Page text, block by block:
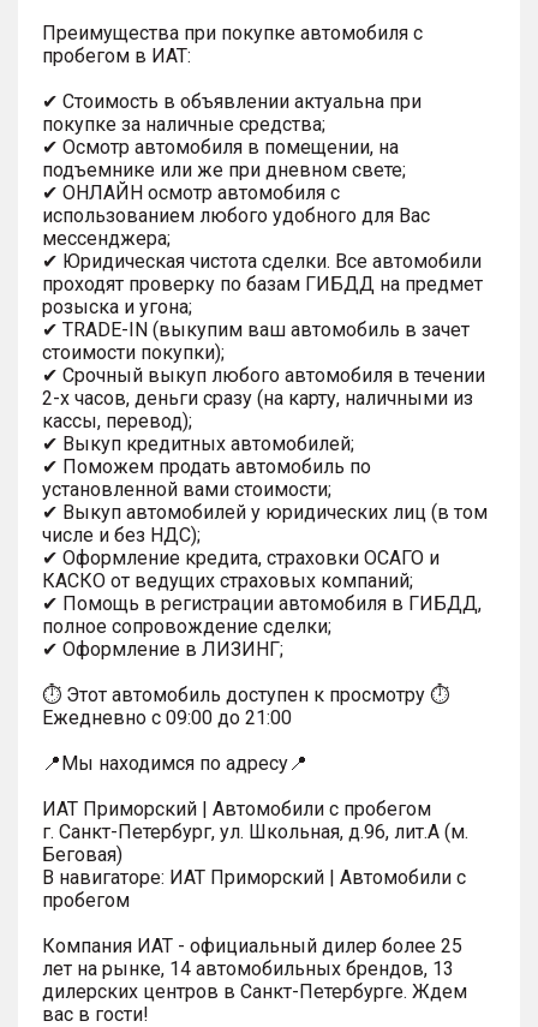
Преимущества при покупке автомобиля с
пробегом в ИАТ:
✔ Стоимость в объявлении актуальна при
покупке за наличные средства;
✔ Осмотр автомобиля в помещении, на
подъемнике или же при дневном свете;
✔ ОНЛАЙН осмотр автомобиля с
использованием любого удобного для Вас
мессенджера;
✔ Юридическая чистота сделки. Все автомобили
проходят проверку по базам ГИБДД на предмет
розыска и угона;
✔ TRADE-IN (выкупим ваш автомобиль в зачет
стоимости покупки);
✔ Срочный выкуп любого автомобиля в течении
2-х часов, деньги сразу (на карту, наличными из
кассы, перевод);
✔ Выкуп кредитных автомобилей;
✔ Поможем продать автомобиль по
установленной вами стоимости;
✔ Выкуп автомобилей у юридических лиц (в том
числе и без НДС);
✔ Оформление кредита, страховки ОСАГО и
КАСКО от ведущих страховых компаний;
✔ Помощь в регистрации автомобиля в ГИБДД,
полное сопровождение сделки;
✔ Оформление в ЛИЗИНГ;
⏱ Этот автомобиль доступен к просмотру ⏱
Ежедневно с 09:00 до 21:00
📍Мы находимся по адресу📍
ИАТ Приморский | Автомобили с пробегом
г. Санкт-Петербург, ул. Школьная, д.96, лит.А (м.
Беговая)
В навигаторе: ИАТ Приморский | Автомобили с
пробегом
Компания ИАТ - официальный дилер более 25
лет на рынке, 14 автомобильных брендов, 13
дилерских центров в Санкт-Петербурге. Ждем
вас в гости!